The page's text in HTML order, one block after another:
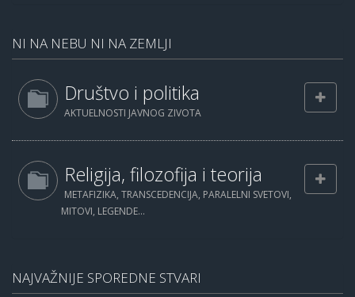
NI NA NEBU NI NA ZEMLJI
Društvo i politika
AKTUELNOSTI JAVNOG ZIVOTA
Religija, filozofija i teorija
METAFIZIKA, TRANSCEDENCIJA, PARALELNI SVETOVI,
MITOVI, LEGENDE...
NAJVAŽNIJE SPOREDNE STVARI